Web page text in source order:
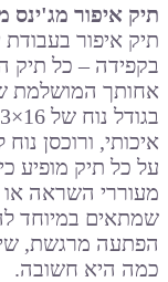
תיק איפור
תיק איפור
בקפידה – כל תיק
אחותך המושלמת
איכותי, ורוכסן נוח
על כל תיק מופיע
מעוררי השראה או
שמתאים במיוחד
הפתעה מרגשת,
כמה היא חשובה.